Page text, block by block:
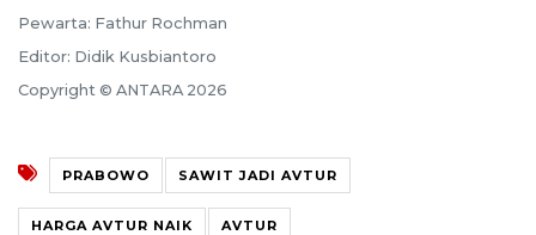
Pewarta: Fathur Rochman
Editor: Didik Kusbiantoro
Copyright © ANTARA 2026
PRABOWO SAWIT JADI AVTUR
HARGA AVTUR NAIK AVTUR